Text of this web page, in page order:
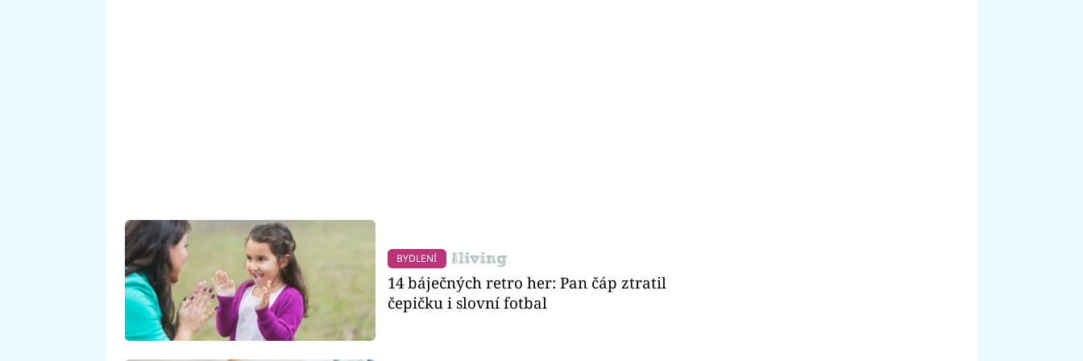
BYDLENÍ
14 báječných retro her: Pan čáp ztratil
čepičku i slovní fotbal